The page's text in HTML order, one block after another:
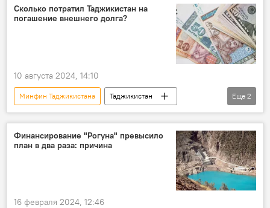
парламент Таджикистана
закон
Сколько потратил Таджикистан на
погашение внешнего долга?
10 августа 2024, 14:10
Минфин Таджикистана
Таджикистан
Экономика
госдолг
Еще 2
Финансирование "Рогуна" превысило
план в два раза: причина
16 февраля 2024, 12:46